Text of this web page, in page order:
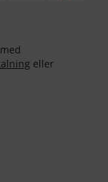
eller